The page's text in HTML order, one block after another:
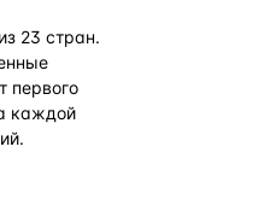
23 стран.
первого
каждой